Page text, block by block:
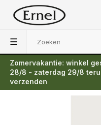
Zomervakantie: winkel
28/8 - zaterdag 29/8
verzenden
Terug